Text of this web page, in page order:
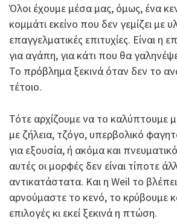
Όλοι έχουμε μέσα μας, όμως, ένα
κομμάτι εκείνο που δεν γεμίζει με
επαγγελματικές επιτυχίες. Είναι η
για αγάπη, για κάτι που θα
Το πρόβλημα ξεκινά όταν δεν το
τέτοιο.
Τότε αρχίζουμε να το καλύπτουμε
με ζήλεια, τζόγο, υπερβολικό
για εξουσία, ή ακόμα και
αυτές οι μορφές δεν είναι τίποτε
αντικατάστατα. Και η Weil το
αρνούμαστε το κενό, το κρύβουμε
επιλογές κι εκεί ξεκινά η πτώση.